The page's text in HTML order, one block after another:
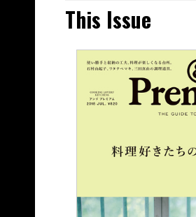
This Issue